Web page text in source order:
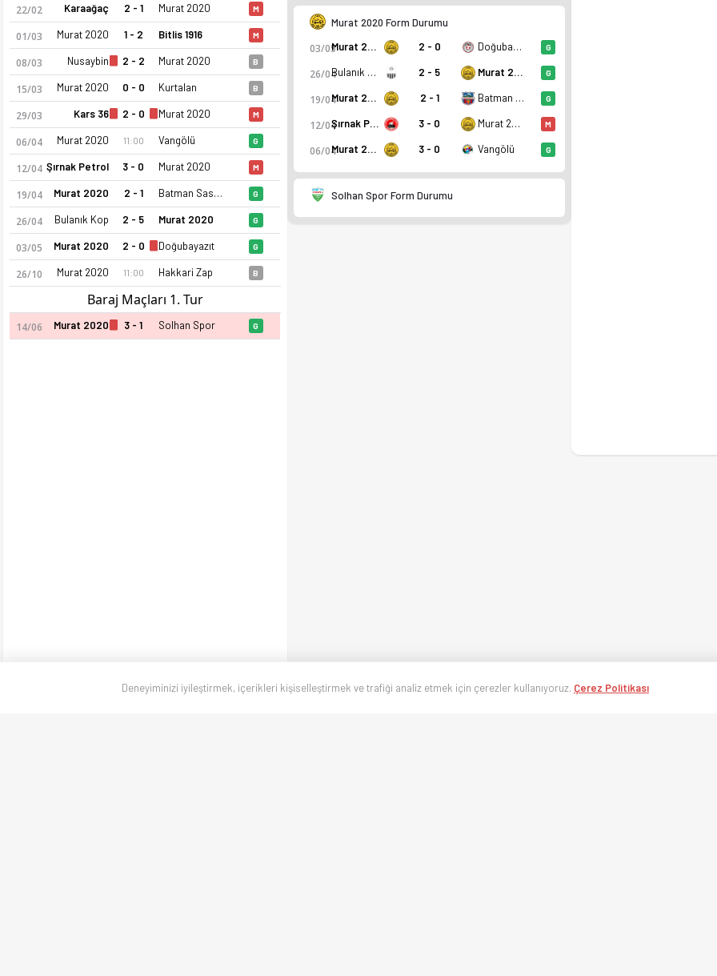
Murat 2020 Genç Spor Kulübü 25-26 sezonu | Profesyonelliğe Geçiş Ligi Grup 1'de 10. sırada, 27 puan. Kadro, fikstür ve
22/02 Karaağaç 2 - 1 Murat 2020 M
01/03 Murat 2020 1 - 2 Bitlis 1916 M
08/03 Nusaybin 2 - 2 Murat 2020 B
15/03 Murat 2020 0 - 0 Kurtalan B
29/03 Kars 36 2 - 0 Murat 2020 M
06/04 Murat 2020 11:00 Vangölü G
12/04 Şırnak Petrol 3 - 0 Murat 2020 M
19/04 Murat 2020 2 - 1 Batman Sason G
26/04 Bulanık Kop 2 - 5 Murat 2020 G
03/05 Murat 2020 2 - 0 Doğubayazıt G
26/10 Murat 2020 11:00 Hakkari Zap B
Baraj Maçları 1. Tur
14/06 Murat 2020 3 - 1 Solhan Spor G
Murat 2020 Form Durumu
03/05 Murat 2020 2 - 0 Doğubayazıt G
26/04 Bulanık Kop 2 - 5 Murat 2020 G
19/04 Murat 2020 2 - 1 Batman Sason G
12/04 Şırnak Petrol 3 - 0 Murat 2020 M
06/04 Murat 2020 3 - 0 Vangölü G
Solhan Spor Form Durumu
Deneyiminizi iyileştirmek, içerikleri kişiselleştirmek ve trafiği analiz etmek için çerezler kullanıyoruz. Çerez Politikası